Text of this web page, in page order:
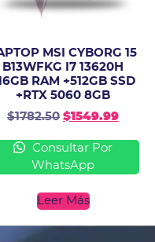
MSI CYBORG 15
B13WFKG I7 13620H
RAM +512GB SSD
+RTX 5060 8GB
$1782.50 $1549.99
Consultar Por
WhatsApp
Leer Más